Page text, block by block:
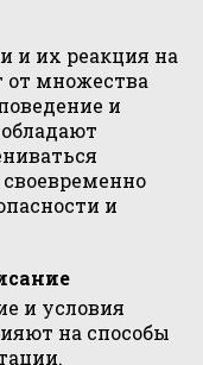
и их реакция на
от множества
и
и
и условия
на способы